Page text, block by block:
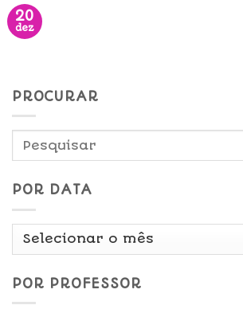
20
dez
PROCURAR
POR DATA
Por
POR PROFESSOR